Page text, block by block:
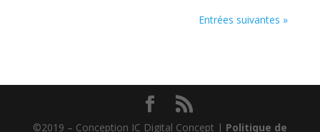
Entrées suivantes »
©2019 – Conception IC Digital Concept | Politique de